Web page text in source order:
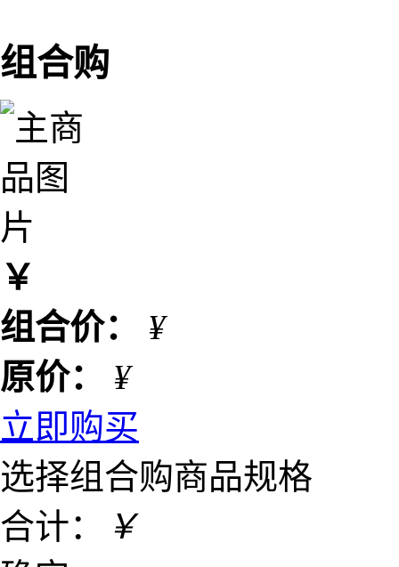
组合购
￥
组合价： ¥
原价： ¥
立即购买
选择组合购商品规格
合计：
￥